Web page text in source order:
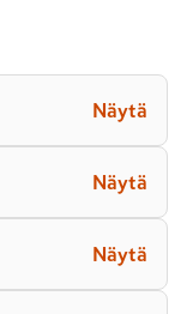
Näytä
Näytä
Näytä